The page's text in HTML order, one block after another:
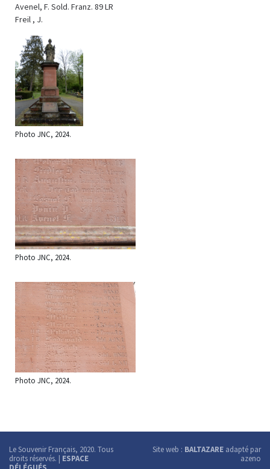
Avenel, F. Sold. Franz. 89 LR
Freil , J.
Photo JNC, 2024.
Photo JNC, 2024.
Photo JNC, 2024.
Le Souvenir Français, 2020. Tous
droits réservés. | ESPACE
Site web : BALTAZARE adapté par
azeno